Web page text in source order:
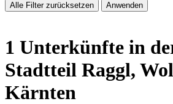
Alle Filter zurücksetzen
Anwenden
1 Unterkünfte in
Stadtteil Raggl,
Kärnten